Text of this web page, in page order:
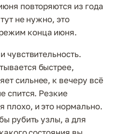
повторяются из года
не нужно, это
конца июня.
чувствительность.
быстрее,
сильнее, к вечеру всё
спится. Резкие
плохо, и это нормально.
рубить узлы, а для